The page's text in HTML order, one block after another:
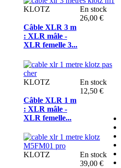
KLOTZ
Câble XLR 3 m
: XLR mâle -
XLR femelle 3...
En stock
26,00 €
KLOTZ
Câble XLR 1 m
: XLR mâle -
XLR femelle...
En stock
12,50 €
KLOTZ
En stock
39,00 €